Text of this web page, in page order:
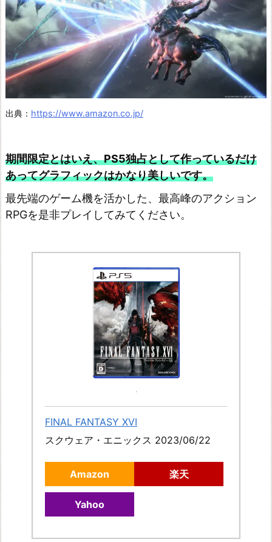
出典： https://www.amazon.co.jp/
期間限定とはいえ、PS5独占として作っているだけ
あってグラフィックはかなり美しいです。
最先端のゲーム機を活かした、最高峰のアクション
RPGを是非プレイしてみてください。
FINAL FANTASY XVI
スクウェア・エニックス 2023/06/22
Amazon 楽天
Yahoo